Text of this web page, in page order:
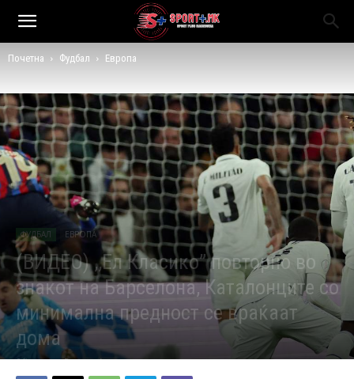
Почетна Фудбал Европа
ФУДБАЛ ЕВРОПА
(ВИДЕО) ,,Ел Класико” повторно во
знакот на Барселона, Каталонците со
минимална предност се враќаат
дома
Објавено од Редакција - 02/03/2023 527